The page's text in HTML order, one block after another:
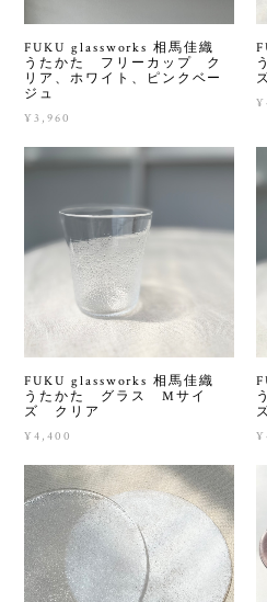
FUKU glassworks 相馬佳織
うたかた フリーカップ ク
リア、ホワイト、ピンクベー
ジュ
¥3,960
FUKU glassworks 相馬佳織
うたかた グラス Mサイ
ズ クリア
¥4,400